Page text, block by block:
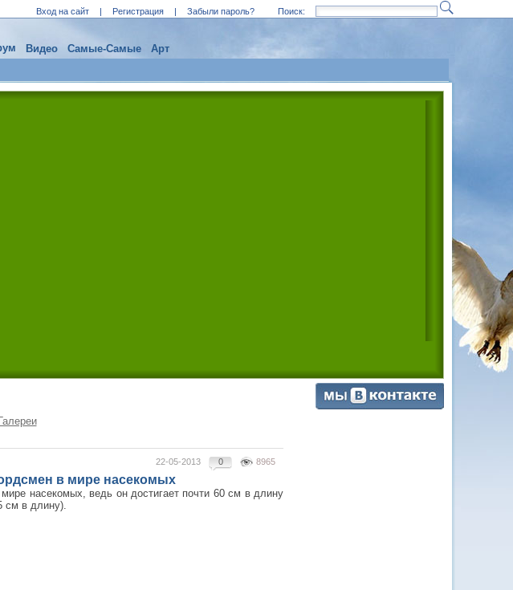
Вход на сайт | Регистрация | Забыли пароль? Поиск:
Видео Самые-Самые Арт
Галереи
8965
0
22-05-2013
в мире насекомых
насекомых, ведь он достигает почти 60 см в длину
см в длину).